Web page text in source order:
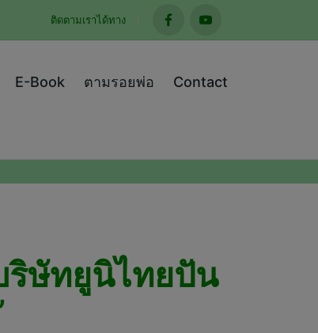
ติดตามเราได้ทาง
facebookyoutube
E-Book ตามรอยพ่อ Contact
ริษัทยูนิไทยปัน